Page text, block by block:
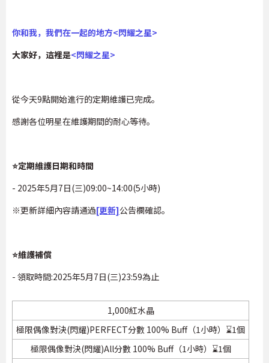
你和我，我們在一起的地方<閃耀之星>
大家好，這裡是<閃耀之星>
從今天9點開始進行的定期維護已完成。
感謝各位明星在維護期間的耐心等待。
⭐定期維護日期和時間
- 2025年5月7日(三)09:00~14:00(5小時)
※更新詳細內容請通過[更新]公告欄確認。
⭐維護補償
- 領取時間:2025年5月7日(三)23:59為止
1,000紅水晶
極限偶像對決(閃耀)PERFECT分數 100% Buff（1小時）⌛1個
極限偶像對決(閃耀)All分數 100% Buff（1小時）⌛1個